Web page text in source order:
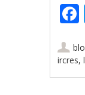
ircres,